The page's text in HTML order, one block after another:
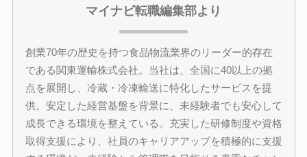
マイナビ転職編集部より
創業70年の歴史を持つ食品物流業界のリーダー的存在
である関東運輸株式会社。当社は、全国に40以上の拠
点を展開し、冷蔵・冷凍輸送に特化したサービスを提
供。安定した経営基盤を背景に、未経験者でも安心して
成長できる環境を整えている。充実した研修制度や資格
取得支援により、社員のキャリアアップを積極的に支援